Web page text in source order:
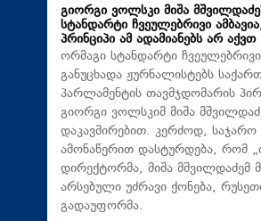
გიორგი ვოლსკი მიშა
სტანდარტი ჩვეულებრივი
პრინციპი ამ ადამიანებს არ აქვთ
ორმაგი სტანდარტი ჩვეულებრივი
განუცხადა ჟურნალისტებს
პარლამენტის თავმჯდომარის
გიორგი ვოლსკიმ მიშა
დაკავშირებით. კერძოდ, საჯარო
ამონაწერით დასტურდება, რომ
დირექტორმა, მიშა მშვილდაძემ
არსებული უძრავი ქონება,
გადაუფორმა.